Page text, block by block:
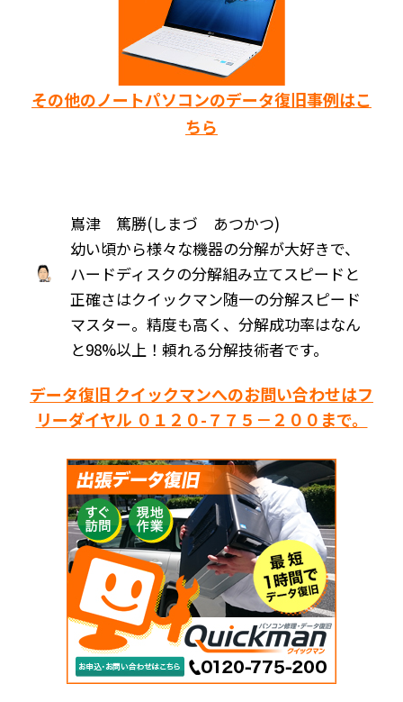
その他のノートパソコンのデータ復旧事例はこ
ちら
嶌津 篤勝(しまづ あつかつ)
幼い頃から様々な機器の分解が大好きで、
ハードディスクの分解組み立てスピードと
正確さはクイックマン随一の分解スピード
マスター。精度も高く、分解成功率はなん
と98%以上！頼れる分解技術者です。
データ復旧 クイックマンへのお問い合わせはフ
リーダイヤル ０１２０-７７５－２００まで。